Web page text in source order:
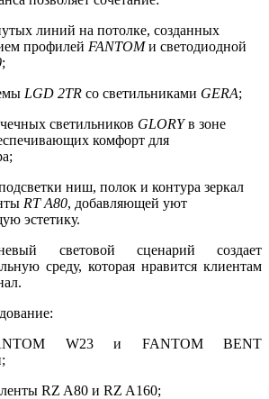
линий на потолке, созданных
профилей FANTOMи светодиодной
;
LGD 2TR со светильниками GERA;
светильников GLORYв зоне
комфорт для
ниш, полок и контура зеркал
RT A80, добавляющей уют
эстетику.
световой сценарий создает
среду, которая нравится клиентам
W23 и FANTOM BENT
RZ A80 и RZ A160;